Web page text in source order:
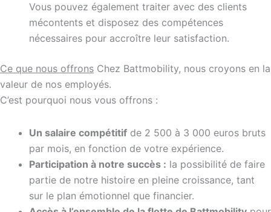
Vous pouvez également traiter avec des clients
mécontents et disposez des compétences
nécessaires pour accroître leur satisfaction.
Ce que nous offrons Chez Battmobility, nous croyons en la
valeur de nos employés.
C’est pourquoi nous vous offrons :
Un salaire compétitif de 2 500 à 3 000 euros bruts
par mois, en fonction de votre expérience.
Participation à notre succès : la possibilité de faire
partie de notre histoire en pleine croissance, tant
sur le plan émotionnel que financier.